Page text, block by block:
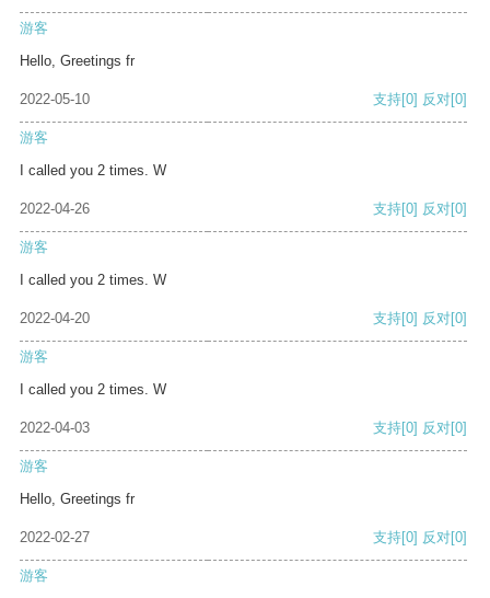
游客
Hello, Greetings fr
2022-05-10 支持[0] 反对[0]
游客
I called you 2 times. W
2022-04-26 支持[0] 反对[0]
游客
I called you 2 times. W
2022-04-20 支持[0] 反对[0]
游客
I called you 2 times. W
2022-04-03 支持[0] 反对[0]
游客
Hello, Greetings fr
2022-02-27 支持[0] 反对[0]
游客